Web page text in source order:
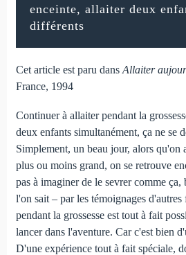
enceinte, allaiter deux
différents
Cet article est paru dans Allaiter
France, 1994
Continuer à allaiter pendant la
deux enfants simultanément, ça ne se
Simplement, un beau jour, alors qu'on
plus ou moins grand, on se retrouve
pas à imaginer de le sevrer comme
l'on sait – par les témoignages
pendant la grossesse est tout à fait
lancer dans l'aventure. Car c'est bien
D'une expérience tout à fait spéciale,